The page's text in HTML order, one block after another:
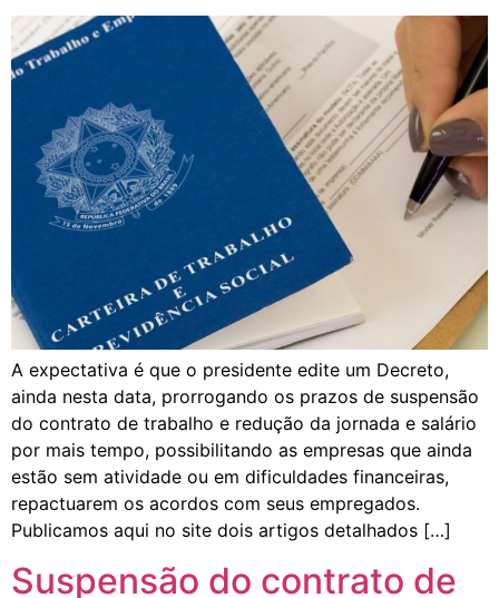
A expectativa é que o presidente edite um Decreto,
ainda nesta data, prorrogando os prazos de suspensão
do contrato de trabalho e redução da jornada e salário
por mais tempo, possibilitando as empresas que ainda
estão sem atividade ou em dificuldades financeiras,
repactuarem os acordos com seus empregados.
Publicamos aqui no site dois artigos detalhados […]
Suspensão do contrato de